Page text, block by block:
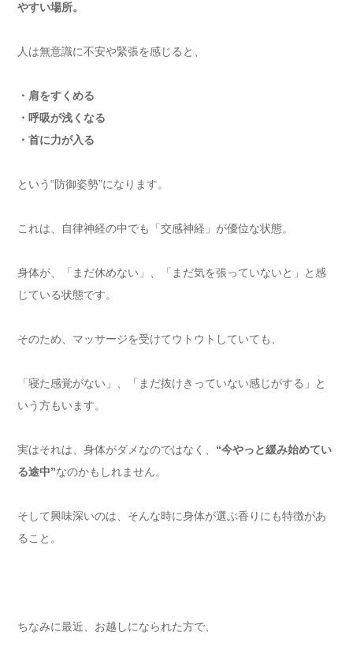
やすい場所。
人は無意識に不安や緊張を感じると、
・肩をすくめる
・呼吸が浅くなる
・首に力が入る
という“防御姿勢”になります。
これは、自律神経の中でも「交感神経」が優位な状態。
身体が、「まだ休めない」、「まだ気を張っていないと」と感
じている状態です。
そのため、マッサージを受けてウトウトしていても、
「寝た感覚がない」、「まだ抜けきっていない感じがする」と
いう方もいます。
実はそれは、身体がダメなのではなく、 “今やっと緩み始めてい
る途中”なのかもしれません。
そして興味深いのは、そんな時に身体が選ぶ香りにも特徴があ
ること。
ちなみに最近、お越しになられた方で、